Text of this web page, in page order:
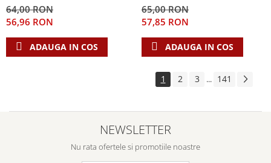
64,00 RON
56,96 RON
ADAUGA IN COS
65,00 RON
57,85 RON
ADAUGA IN COS
1 2 3 ... 141
NEWSLETTER
Nu rata ofertele si promotiile noastre